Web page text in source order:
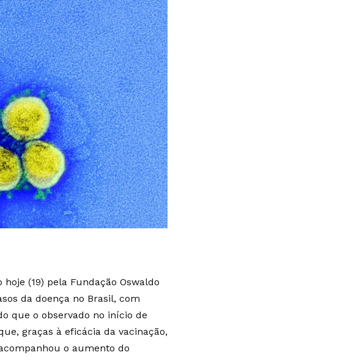
(19) pela Fundação Oswaldo
da doença no Brasil, com
que o observado no início de
graças à eficácia da vacinação,
o aumento do